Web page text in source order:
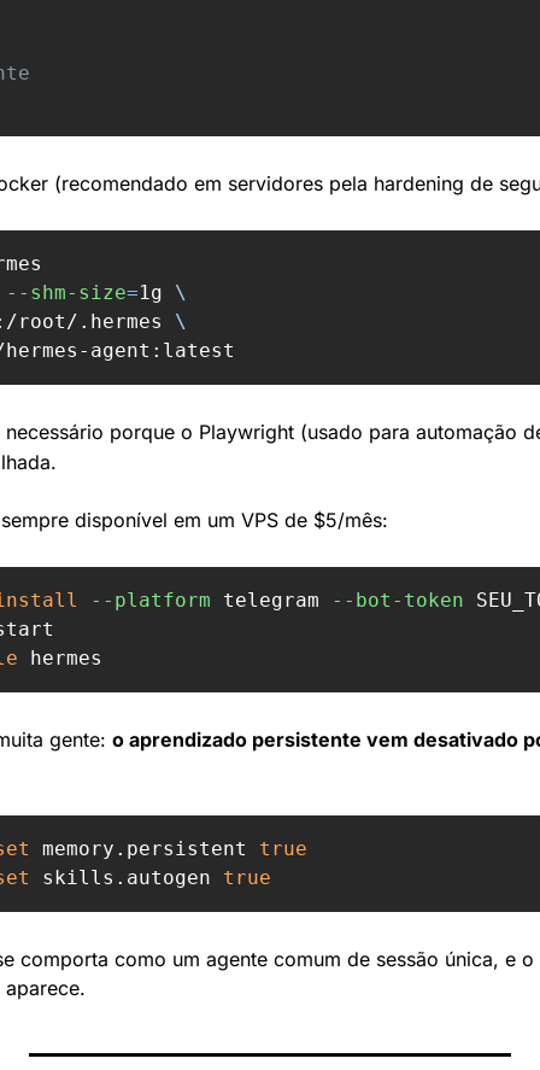
(recomendado em servidores pela hardening de
--shm-size=1g \
root/.hermes \
agent:latest
porque o Playwright (usado para automação
disponível em um VPS de $5/mês:
--platform telegram --bot-token
start
hermes
gente: o aprendizado persistente vem desativado
memory.persistent
skills.autogen true
comporta como um agente comum de sessão única, e